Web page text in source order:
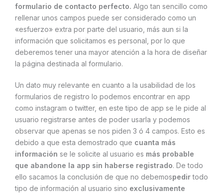
formulario de contacto perfecto. Algo tan sencillo como
rellenar unos campos puede ser considerado como un
«esfuerzo» extra por parte del usuario, más aun si la
información que solicitamos es personal, por lo que
deberemos tener una mayor atención a la hora de diseñar
la página destinada al formulario.
Un dato muy relevante en cuanto a la usabilidad de los
formularios de registro lo podemos encontrar en app
como instagram o twitter, en este tipo de app se le pide al
usuario registrarse antes de poder usarla y podemos
observar que apenas se nos piden 3 ó 4 campos. Esto es
debido a que esta demostrado que cuanta más
información se le solicite al usuario es más probable
que abandone la app sin haberse registrado. De todo
ello sacamos la conclusión de que no debemospedirtodo
tipo de información al usuario sino exclusivamente